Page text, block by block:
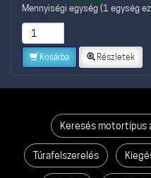
Mennyiségi egység (1 egység
Kosárba Részletek
Keresés motortípus
Túrafelszerelés